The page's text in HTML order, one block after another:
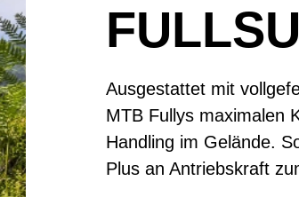
Ausgestattet mit
MTB Fullys maximalen
Handling im Gelände.
Plus an Antriebskraft